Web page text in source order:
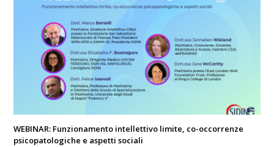
WEBINAR: Funzionamento intellettivo limite, co-occorrenze
psicopatologiche e aspetti sociali